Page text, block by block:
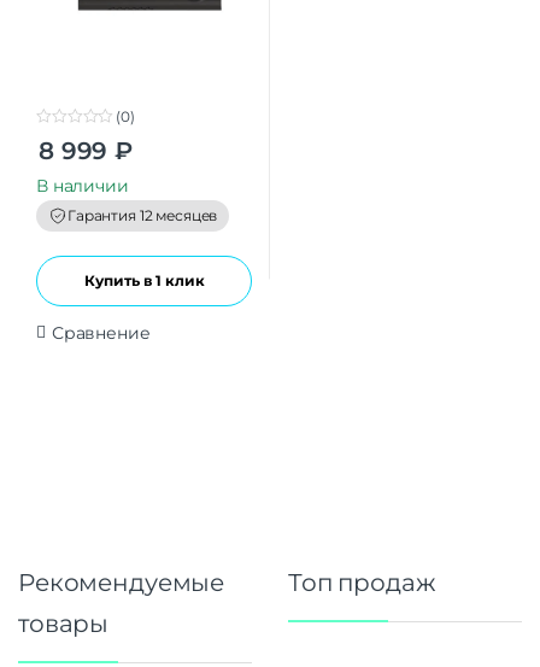
o
t
o
f
5
(0)
8 999 ₽
В наличии
Гарантия 12 месяцев
Купить в 1 клик
Сравнение
Рекомендуемые
товары
Топ продаж